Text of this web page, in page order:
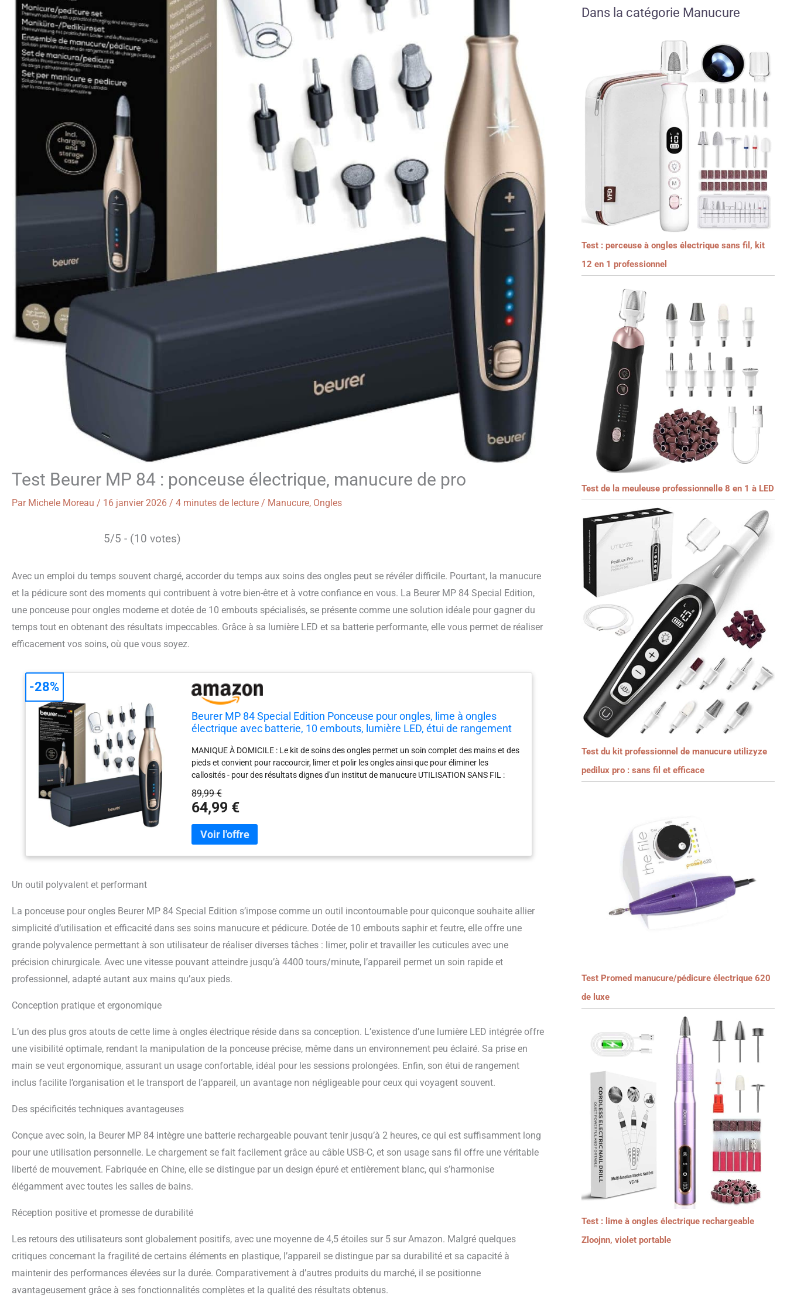
Test Beurer MP 84 : ponceuse électrique, manucure de pro
Par Michele Moreau / 16 janvier 2026 / 4 minutes de lecture / Manucure, Ongles
5/5 - (10 votes)
Avec un emploi du temps souvent chargé, accorder du temps aux soins des ongles peut se révéler difficile. Pourtant, la manucure
et la pédicure sont des moments qui contribuent à votre bien-être et à votre confiance en vous. La Beurer MP 84 Special Edition,
une ponceuse pour ongles moderne et dotée de 10 embouts spécialisés, se présente comme une solution idéale pour gagner du
temps tout en obtenant des résultats impeccables. Grâce à sa lumière LED et sa batterie performante, elle vous permet de réaliser
efficacement vos soins, où que vous soyez.
Beurer MP 84 Special Edition Ponceuse pour ongles, lime à ongles
électrique avec batterie, 10 embouts, lumière LED, étui de rangement
MANIQUE À DOMICILE : Le kit de soins des ongles permet un soin complet des mains et des
pieds et convient pour raccourcir, limer et polir les ongles ainsi que pour éliminer les
callosités - pour des résultats dignes d'un institut de manucure UTILISATION SANS FIL :
grâce à la batterie de haute qualité d'une autonomie de 2 heures, tu peux réaliser tes soins
des ongles sans câble gênant et recharger ensuite facilement l'appareil de manucure 10
UTILISATEURS : le kit manucure est livré avec 10 accessoires de haute qualité en saphir et
en feutre - de la fraise à ongles à l'extracteur de callosités en passant par la ponceuse à
ongles ÉTUI INCLUS : dans l'étui de chargement et de rangement fourni, tu peux ranger le
accessoires y sont rangés en toute sécurité et toujours à portée de main PERFORMANT :
89,99 €
64,99 €
-28%
Un outil polyvalent et performant
La ponceuse pour ongles Beurer MP 84 Special Edition s’impose comme un outil incontournable pour quiconque souhaite allier
simplicité d’utilisation et efficacité dans ses soins manucure et pédicure. Dotée de 10 embouts saphir et feutre, elle offre une
grande polyvalence permettant à son utilisateur de réaliser diverses tâches : limer, polir et travailler les cuticules avec une
précision chirurgicale. Avec une vitesse pouvant atteindre jusqu’à 4400 tours/minute, l’appareil permet un soin rapide et
professionnel, adapté autant aux mains qu’aux pieds.
Conception pratique et ergonomique
L’un des plus gros atouts de cette lime à ongles électrique réside dans sa conception. L’existence d’une lumière LED intégrée offre
une visibilité optimale, rendant la manipulation de la ponceuse précise, même dans un environnement peu éclairé. Sa prise en
main se veut ergonomique, assurant un usage confortable, idéal pour les sessions prolongées. Enfin, son étui de rangement
inclus facilite l’organisation et le transport de l’appareil, un avantage non négligeable pour ceux qui voyagent souvent.
Des spécificités techniques avantageuses
Conçue avec soin, la Beurer MP 84 intègre une batterie rechargeable pouvant tenir jusqu’à 2 heures, ce qui est suffisamment long
pour une utilisation personnelle. Le chargement se fait facilement grâce au câble USB-C, et son usage sans fil offre une véritable
liberté de mouvement. Fabriquée en Chine, elle se distingue par un design épuré et entièrement blanc, qui s’harmonise
élégamment avec toutes les salles de bains.
Réception positive et promesse de durabilité
Les retours des utilisateurs sont globalement positifs, avec une moyenne de 4,5 étoiles sur 5 sur Amazon. Malgré quelques
critiques concernant la fragilité de certains éléments en plastique, l’appareil se distingue par sa durabilité et sa capacité à
maintenir des performances élevées sur la durée. Comparativement à d’autres produits du marché, il se positionne
avantageusement grâce à ses fonctionnalités complètes et la qualité des résultats obtenus.
Dans la catégorie Manucure
Test : perceuse à ongles électrique sans fil, kit
12 en 1 professionnel
Test de la meuleuse professionnelle 8 en 1 à LED
Test du kit professionnel de manucure utilizyze
pedilux pro : sans fil et efficace
Test Promed manucure/pédicure électrique 620
de luxe
Test : lime à ongles électrique rechargeable
Zloojnn, violet portable